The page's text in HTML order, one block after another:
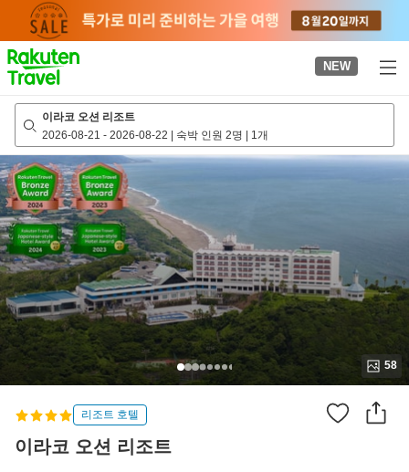
page
NEW
이라코 오션 리조트
2026-08-21 - 2026-08-22 | 숙박 인원 2명 | 1개
58
리조트 호텔
이라코 오션 리조트